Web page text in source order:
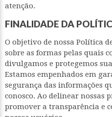
atenção.
FINALIDADE DA
O objetivo de nossa Política
sobre as formas pelas quais
divulgamos e protegemos
Estamos empenhados em
segurança das informações
conosco. Ao delinear nossas
promover a transparência e